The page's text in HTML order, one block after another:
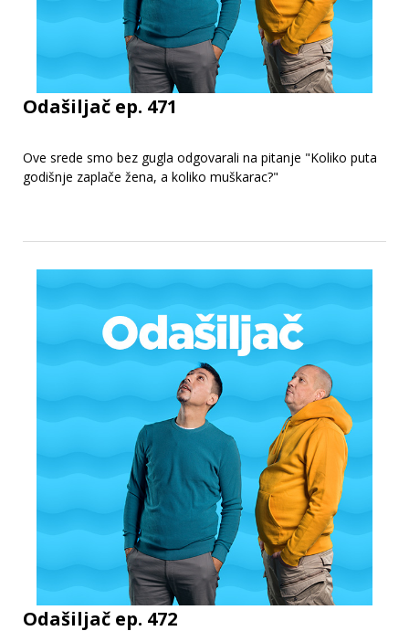
Odašiljač ep. 471
Ove srede smo bez gugla odgovarali na pitanje "Koliko puta
godišnje zaplače žena, a koliko muškarac?"
Odašiljač ep. 472